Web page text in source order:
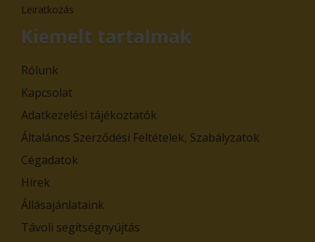
Leiratkozás
Kiemelt tartalmak
Rólunk
Kapcsolat
Adatkezelési tájékoztatók
Általános Szerződési Feltételek, Szabályzatok
Cégadatok
Hírek
Állásajánlataink
Távoli segítségnyújtás